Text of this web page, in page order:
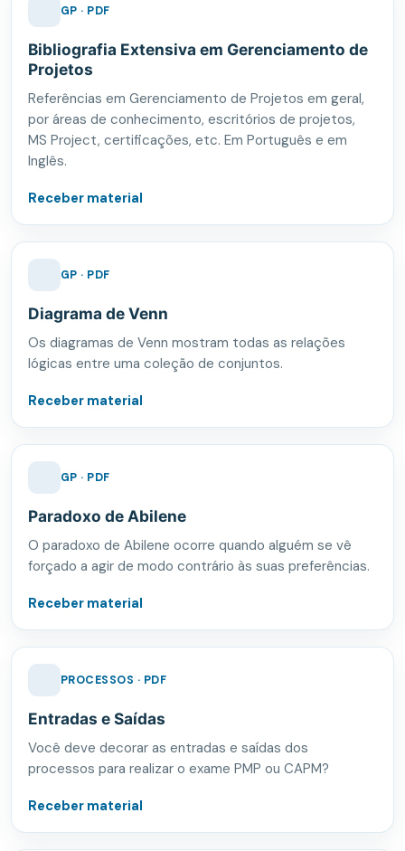
GP · PDF
Bibliografia Extensiva em Gerenciamento de
Projetos
Referências em Gerenciamento de Projetos em geral,
por áreas de conhecimento, escritórios de projetos,
MS Project, certificações, etc. Em Português e em
Inglês.
Receber material
GP · PDF
Diagrama de Venn
Os diagramas de Venn mostram todas as relações
lógicas entre uma coleção de conjuntos.
Receber material
GP · PDF
Paradoxo de Abilene
O paradoxo de Abilene ocorre quando alguém se vê
forçado a agir de modo contrário às suas preferências.
Receber material
PROCESSOS · PDF
Entradas e Saídas
Você deve decorar as entradas e saídas dos
processos para realizar o exame PMP ou CAPM?
Receber material